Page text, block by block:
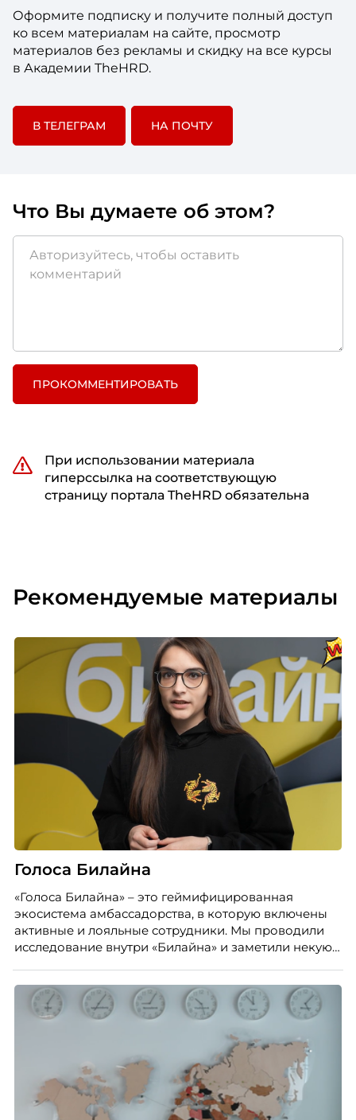
Оформите подписку и получите полный доступ
ко всем материалам на сайте, просмотр
материалов без рекламы и скидку на все курсы
в Академии TheHRD.
В ТЕЛЕГРАМ НА ПОЧТУ
Что Вы думаете об этом?
ПРОКОММЕНТИРОВАТЬ
При использовании материала
гиперссылка на соответствующую
страницу портала TheHRD обязательна
Рекомендуемые материалы
Голоса Билайна
«Голоса Билайна» – это геймифицированная
экосистема амбассадорства, в которую включены
активные и лояльные сотрудники. Мы проводили
исследование внутри «Билайна» и заметили некую
благодарности и публичного признания.